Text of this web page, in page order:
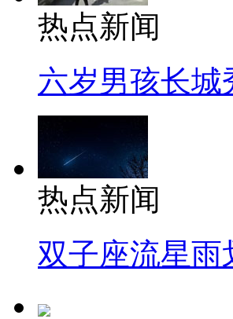
热点新闻
六岁男孩长
热点新闻
双子座流星雨